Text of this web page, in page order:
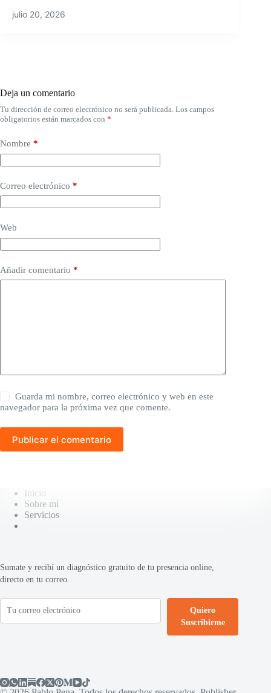
julio 20, 2026
Deja un comentario
Tu dirección de correo electrónico no será publicada. Los campos
obligatorios están marcados con *
Nombre *
Correo electrónico *
Web
Añadir comentario *
Guarda mi nombre, correo electrónico y web en este
navegador para la próxima vez que comente.
Publicar el comentario
Inicio
Sobre mí
Servicios
Sumate y recibí un diagnóstico gratuito de tu presencia online,
directo en tu correo.
Quiero
Suscribirme